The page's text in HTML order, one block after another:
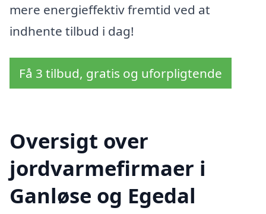
mere energieffektiv fremtid ved at
indhente tilbud i dag!
Få 3 tilbud, gratis og uforpligtende
Oversigt over
jordvarmefirmaer i
Ganløse og Egedal